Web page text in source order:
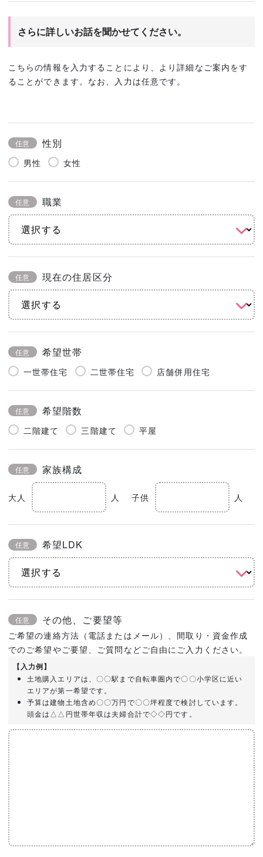
さらに詳しいお話を聞かせてください。
こちらの情報を入力することにより、より詳細なご案内をす
ることができます。なお、入力は任意です。
任意 性別
男性 女性
任意 職業
任意 現在の住居区分
任意 希望世帯
一世帯住宅 二世帯住宅 店舗併用住宅
任意 希望階数
二階建て 三階建て 平屋
任意 家族構成
大人 人 子供 人
任意 希望LDK
任意 その他、ご要望等
ご希望の連絡方法（電話またはメール）、間取り・資金作成
でのご希望やご要望、ご質問などご自由にご入力ください。
【入力例】
土地購入エリアは、〇〇駅まで自転車圏内で〇〇小学区に近い
エリアが第一希望です。
予算は建物土地含め〇〇万円で〇〇坪程度で検討しています。
頭金は△△円世帯年収は夫婦合計で◇◇円です。